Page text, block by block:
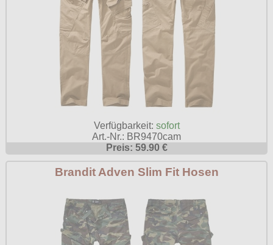
Verfügbarkeit: sofort
Art.-Nr.: BR9470cam
Preis: 59.90 €
Brandit Adven Slim Fit Hosen